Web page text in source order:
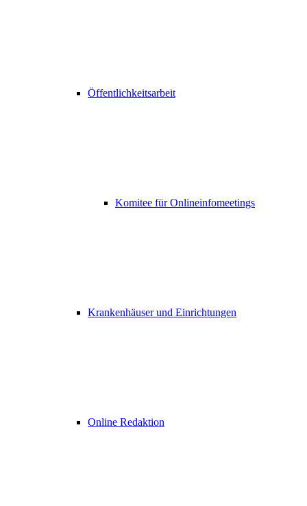
Öffentlichkeitsarbeit
Komitee für Onlineinfomeetings
Krankenhäuser und Einrichtungen
Online Redaktion